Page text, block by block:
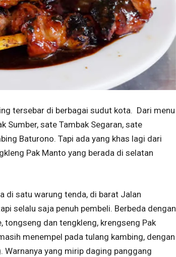
tersebar di berbagai sudut kota. Dari menu
Sumber, sate Tambak Segaran, sate
Baturono. Tapi ada yang khas lagi dari
Pak Manto yang berada di selatan
di satu warung tenda, di barat Jalan
selalu saja penuh pembeli. Berbeda dengan
tongseng dan tengkleng, krengseng Pak
menempel pada tulang kambing, dengan
Warnanya yang mirip daging panggang